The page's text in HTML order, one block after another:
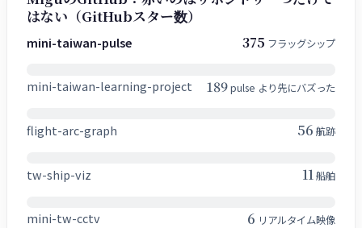
はない（GitHubスター数）
mini-taiwan-pulse 375 フラッグシップ
mini-taiwan-learning-project 189pulse より先にバズった
flight-arc-graph 56 航跡
tw-ship-viz 11船舶
mini-tw-cctv 6 リアルタイム映像